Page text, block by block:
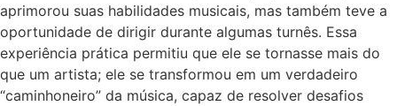
aprimorou suas habilidades musicais, mas também teve a
oportunidade de dirigir durante algumas turnês. Essa
experiência prática permitiu que ele se tornasse mais do
que um artista; ele se transformou em um verdadeiro
“caminhoneiro” da música, capaz de resolver desafios